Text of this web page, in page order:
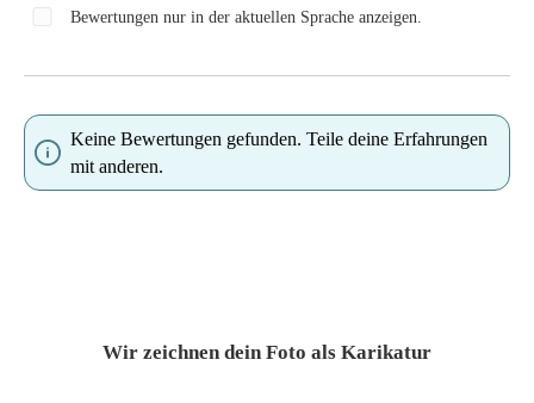
Bewertungen nur in der aktuellen Sprache anzeigen.
Keine Bewertungen gefunden. Teile deine Erfahrungen
mit anderen.
Wir zeichnen dein Foto als Karikatur